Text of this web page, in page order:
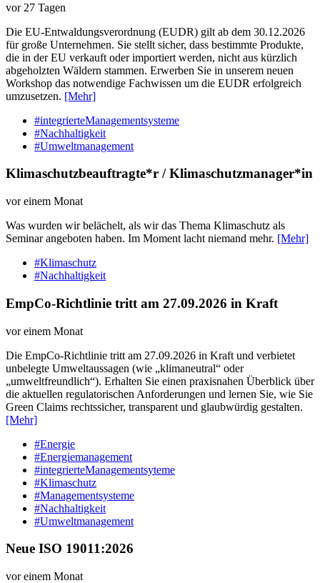
vor 27 Tagen
Die EU-Entwaldungsverordnung (EUDR) gilt ab dem 30.12.2026
für große Unternehmen. Sie stellt sicher, dass bestimmte Produkte,
die in der EU verkauft oder importiert werden, nicht aus kürzlich
abgeholzten Wäldern stammen. Erwerben Sie in unserem neuen
Workshop das notwendige Fachwissen um die EUDR erfolgreich
umzusetzen. [Mehr]
#integrierteManagementsysteme
#Nachhaltigkeit
#Umweltmanagement
Klimaschutzbeauftragte*r / Klimaschutzmanager*in
vor einem Monat
Was wurden wir belächelt, als wir das Thema Klimaschutz als
Seminar angeboten haben. Im Moment lacht niemand mehr. [Mehr]
#Klimaschutz
#Nachhaltigkeit
EmpCo-Richtlinie tritt am 27.09.2026 in Kraft
vor einem Monat
Die EmpCo-Richtlinie tritt am 27.09.2026 in Kraft und verbietet
unbelegte Umweltaussagen (wie „klimaneutral“ oder
„umweltfreundlich“). Erhalten Sie einen praxisnahen Überblick über
die aktuellen regulatorischen Anforderungen und lernen Sie, wie Sie
Green Claims rechtssicher, transparent und glaubwürdig gestalten.
[Mehr]
#Energie
#Energiemanagement
#integrierteManagementsyteme
#Klimaschutz
#Managementsysteme
#Nachhaltigkeit
#Umweltmanagement
Neue ISO 19011:2026
vor einem Monat